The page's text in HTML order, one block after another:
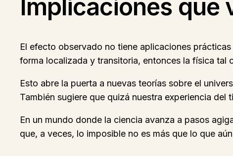
Implicaciones que
El efecto observado no tiene aplicaciones
forma localizada y transitoria, entonces la física tal
Esto abre la puerta a nuevas teorías sobre el
También sugiere que quizá nuestra experiencia
En un mundo donde la ciencia avanza a pasos
que, a veces, lo imposible no es más que lo que